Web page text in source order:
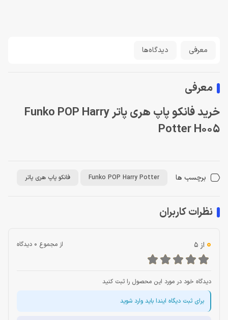
معرفی دیدگاه‌ها
معرفی
خرید فانکو پاپ هری پاتر Funko POP Harry
Potter H005
برچسب ها Funko POP Harry Potter فانکو پاپ هری پاتر
نظرات کاربران
0 از 5 از مجموع 0 دیدگاه
دیدگاه خود در مورد این محصول را ثبت کنید
برای ثبت دیگاه ایندا باید وارد شوید